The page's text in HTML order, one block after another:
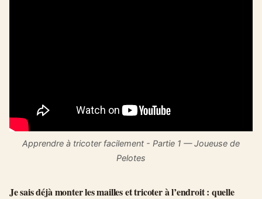
Apprendre à tricoter facilement - Partie 1 — Joueuse de
Pelotes
Je sais déjà monter les mailles et tricoter à l’endroit : quelle